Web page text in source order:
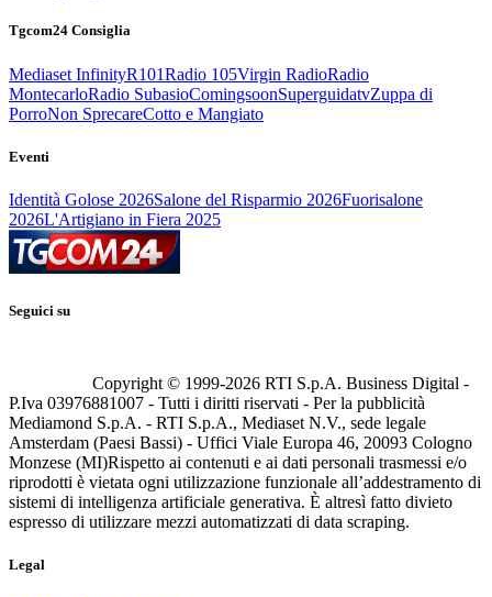
Tgcom24 Consiglia
Mediaset InfinityR101Radio 105Virgin RadioRadio
MontecarloRadio SubasioComingsoonSuperguidatvZuppa di
PorroNon SprecareCotto e Mangiato
Eventi
Identità Golose 2026Salone del Risparmio 2026Fuorisalone
2026L'Artigiano in Fiera 2025
Seguici su
Copyright © 1999-2026 RTI S.p.A. Business Digital -
P.Iva 03976881007 - Tutti i diritti riservati - Per la pubblicità
Mediamond S.p.A. - RTI S.p.A., Mediaset N.V., sede legale
Amsterdam (Paesi Bassi) - Uffici Viale Europa 46, 20093 Cologno
Monzese (MI)Rispetto ai contenuti e ai dati personali trasmessi e/o
riprodotti è vietata ogni utilizzazione funzionale all’addestramento di
sistemi di intelligenza artificiale generativa. È altresì fatto divieto
espresso di utilizzare mezzi automatizzati di data scraping.
Legal